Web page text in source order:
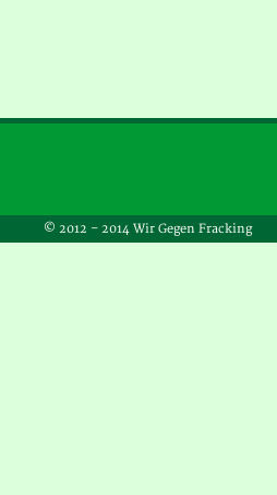
© 2012 – 2014 Wir Gegen Fracking